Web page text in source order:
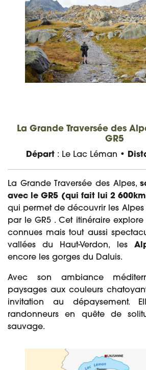
La Grande Traversée des
GR5
Départ: Le Lac Léman •
La Grande Traversée des Alpes,
avec le GR5 (qui fait lui 2
qui permet de découvrir les Alpes
par le GR5 . Cet itinéraire
connues mais tout aussi
vallées du Haut-Verdon, les
encore les gorges du Daluis.
Avec son ambiance
paysages aux couleurs
invitation au dépaysement.
randonneurs en quête de
sauvage.